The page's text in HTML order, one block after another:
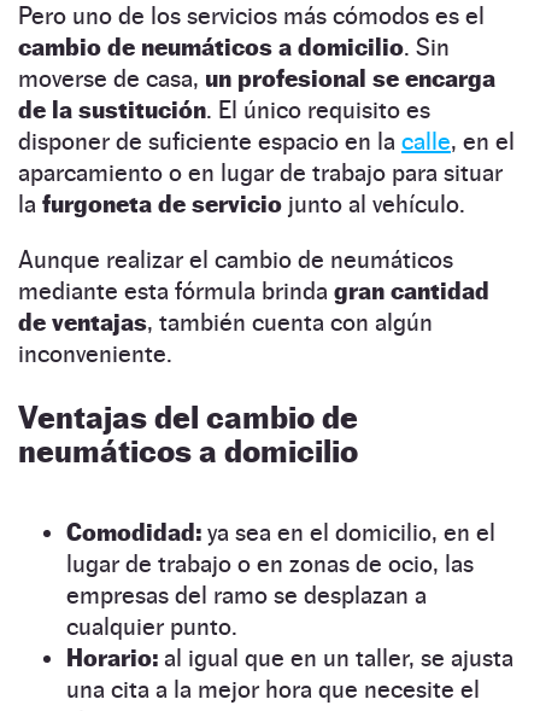
Pero uno de los servicios más cómodos es el
cambio de neumáticos a domicilio. Sin
moverse de casa, un profesional se encarga
de la sustitución. El único requisito es
disponer de suficiente espacio en la calle, en el
aparcamiento o en lugar de trabajo para situar
la furgoneta de servicio junto al vehículo.
Aunque realizar el cambio de neumáticos
mediante esta fórmula brinda gran cantidad
de ventajas, también cuenta con algún
inconveniente.
Ventajas del cambio de
neumáticos a domicilio
Comodidad: ya sea en el domicilio, en el
lugar de trabajo o en zonas de ocio, las
empresas del ramo se desplazan a
cualquier punto.
Horario: al igual que en un taller, se ajusta
una cita a la mejor hora que necesite el